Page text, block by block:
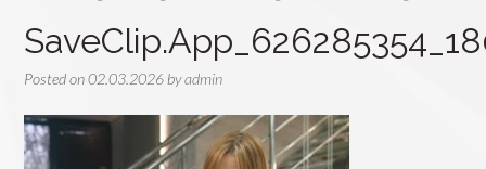
Posted on02.03.2026 byadmin